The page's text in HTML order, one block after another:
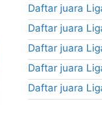
Daftar juara
Daftar juara
Daftar juara
Daftar juara
Daftar juara